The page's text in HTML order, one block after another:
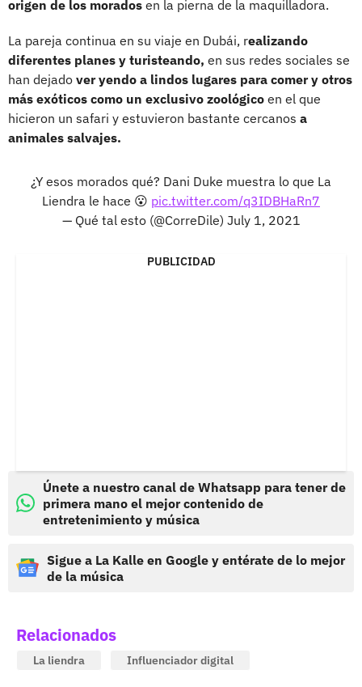
origen de los morados en la pierna de la maquilladora.
La pareja continua en su viaje en Dubái, realizando
diferentes planes y turisteando, en sus redes sociales se
han dejado ver yendo a lindos lugares para comer y otros
más exóticos como un exclusivo zoológico en el que
hicieron un safari y estuvieron bastante cercanos a
animales salvajes.
¿Y esos morados qué? Dani Duke muestra lo que La
Liendra le hace 😮 pic.twitter.com/q3IDBHaRn7
— Qué tal esto (@CorreDile) July 1, 2021
PUBLICIDAD
Únete a nuestro canal de Whatsapp para tener de
primera mano el mejor contenido de
entretenimiento y música
Sigue a La Kalle en Google y entérate de lo mejor
de la música
Relacionados
La liendra Influenciador digital